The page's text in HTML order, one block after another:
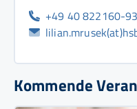
+49 40 822160-
Kommende